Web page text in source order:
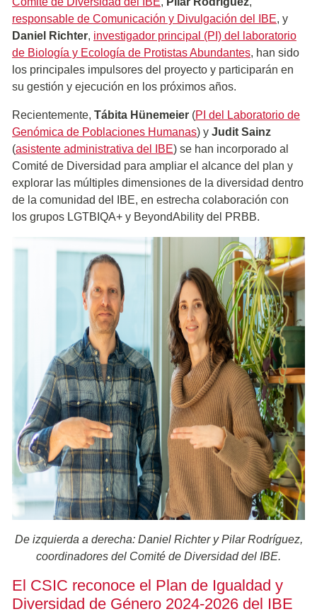
responsable de Comunicación y Divulgación del IBE, y
Daniel Richter, investigador principal (PI) del laboratorio
de Biología y Ecología de Protistas Abundantes, han sido
los principales impulsores del proyecto y participarán en
su gestión y ejecución en los próximos años.
Recientemente, Tábita Hünemeier (PI del Laboratorio de
Genómica de Poblaciones Humanas) y Judit Sainz
(asistente administrativa del IBE) se han incorporado al
Comité de Diversidad para ampliar el alcance del plan y
explorar las múltiples dimensiones de la diversidad dentro
de la comunidad del IBE, en estrecha colaboración con
los grupos LGTBIQA+ y BeyondAbility del PRBB.
De izquierda a derecha: Daniel Richter y Pilar Rodríguez,
coordinadores del Comité de Diversidad del IBE.
El CSIC reconoce el Plan de Igualdad y
Diversidad de Género 2024-2026 del IBE